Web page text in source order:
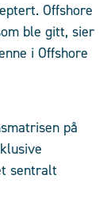
Offshore
ble gitt, sier
i Offshore
på
sentralt